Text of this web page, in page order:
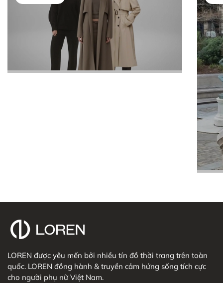
LOREN được yêu mến bởi nhiều tín đồ thời trang trên toàn
quốc. LOREN đồng hành & truyền cảm hứng sống tích cực
cho người phụ nữ Việt Nam.